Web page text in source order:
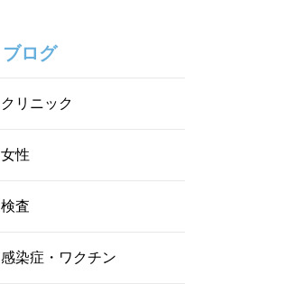
ブログ
クリニック
女性
検査
感染症・ワクチン